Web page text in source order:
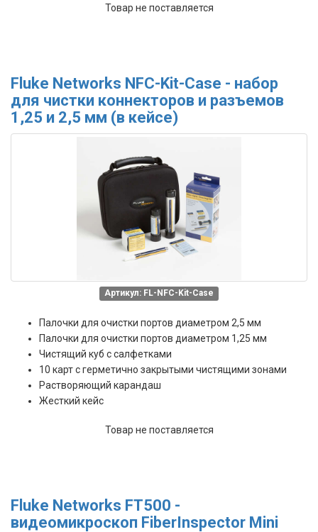
Товар не поставляется
Fluke Networks NFC-Kit-Case - набор
для чистки коннекторов и разъемов
1,25 и 2,5 мм (в кейсе)
Артикул: FL-NFC-Kit-Case
Палочки для очистки портов диаметром 2,5 мм
Палочки для очистки портов диаметром 1,25 мм
Чистящий куб с салфетками
10 карт с герметично закрытыми чистящими зонами
Растворяющий карандаш
Жесткий кейс
Товар не поставляется
Fluke Networks FT500 -
видеомикроскоп FiberInspector Mini